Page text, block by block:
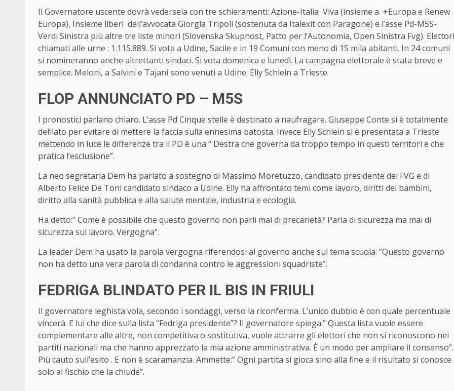
Il Governatore uscente dovrà vedersela con tre schieramenti: Azione-Italia Viva (insieme a +Europa e Renew
Europa), Insieme liberi dell’avvocata Giorgia Tripoli (sostenuta da Italexit con Paragone) e l’asse Pd-M5S-
Verdi Sinistra più altre tre liste minori (Slovenska Skupnost, Patto per l’Autonomia, Open Sinistra Fvg). Elettori
chiamati alle urne : 1.115.889. Si vota a Udine, Sacile e in 19 Comuni con meno di 15 mila abitanti. In 24 comuni
si nomineranno anche altrettanti sindaci. Si vota domenica e lunedì. La campagna elettorale è stata breve e
semplice. Meloni, a Salvini e Tajani sono venuti a Udine. Elly Schlein a Trieste.
FLOP ANNUNCIATO PD – M5S
I pronostici parlano chiaro. L’asse Pd Cinque stelle è destinato a naufragare. Giuseppe Conte si è totalmente
defilato per evitare di mettere la faccia sulla ennesima batosta. Invece Elly Schlein si è presentata a Trieste
mettendo in luce le differenze tra il PD è una “ Destra che governa da troppo tempo in questi territori e che
pratica l’esclusione”.
La neo segretaria Dem ha parlato a sostegno di Massimo Moretuzzo, candidato presidente del FVG e di
Alberto Felice De Toni candidato sindaco a Udine. Elly ha affrontato temi come lavoro, diritti dei bambini,
diritto alla sanità pubblica e alla salute mentale, industria e ecologia.
Ha detto:” Come è possibile che questo governo non parli mai di precarietà? Parla di sicurezza ma mai di
sicurezza sul lavoro. Vergogna”.
La leader Dem ha usato la parola vergogna riferendosi al governo anche sul tema scuola: ”Questo governo
non ha detto una vera parola di condanna contro le aggressioni squadriste”.
FEDRIGA BLINDATO PER IL BIS IN FRIULI
Il governatore leghista vola, secondo i sondaggi, verso la riconferma. L’unico dubbio è con quale percentuale
vincerà. E lui che dice sulla lista “Fedriga presidente”? Il governatore spiega:” Questa lista vuole essere
complementare alle altre, non competitiva o sostitutiva, vuole attrarre gli elettori che non si riconoscono nei
partiti nazionali ma che hanno apprezzato la mia azione amministrativa. È un modo per ampliare il consenso”.
Più cauto sull’esito . E non è scaramanzia. Ammette:” Ogni partita si gioca sino alla fine e il risultato si conosce
solo al fischio che la chiude”.